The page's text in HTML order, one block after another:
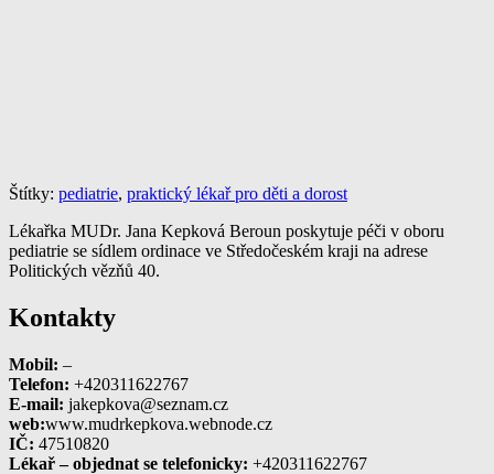
Štítky: pediatrie, praktický lékař pro děti a dorost
Lékařka MUDr. Jana Kepková Beroun poskytuje péči v oboru
pediatrie se sídlem ordinace ve Středočeském kraji na adrese
Politických vězňů 40.
Kontakty
Mobil: –
Telefon: +420311622767
E-mail: jakepkova@seznam.cz
web:www.mudrkepkova.webnode.cz
IČ: 47510820
Lékař – objednat se telefonicky: +420311622767